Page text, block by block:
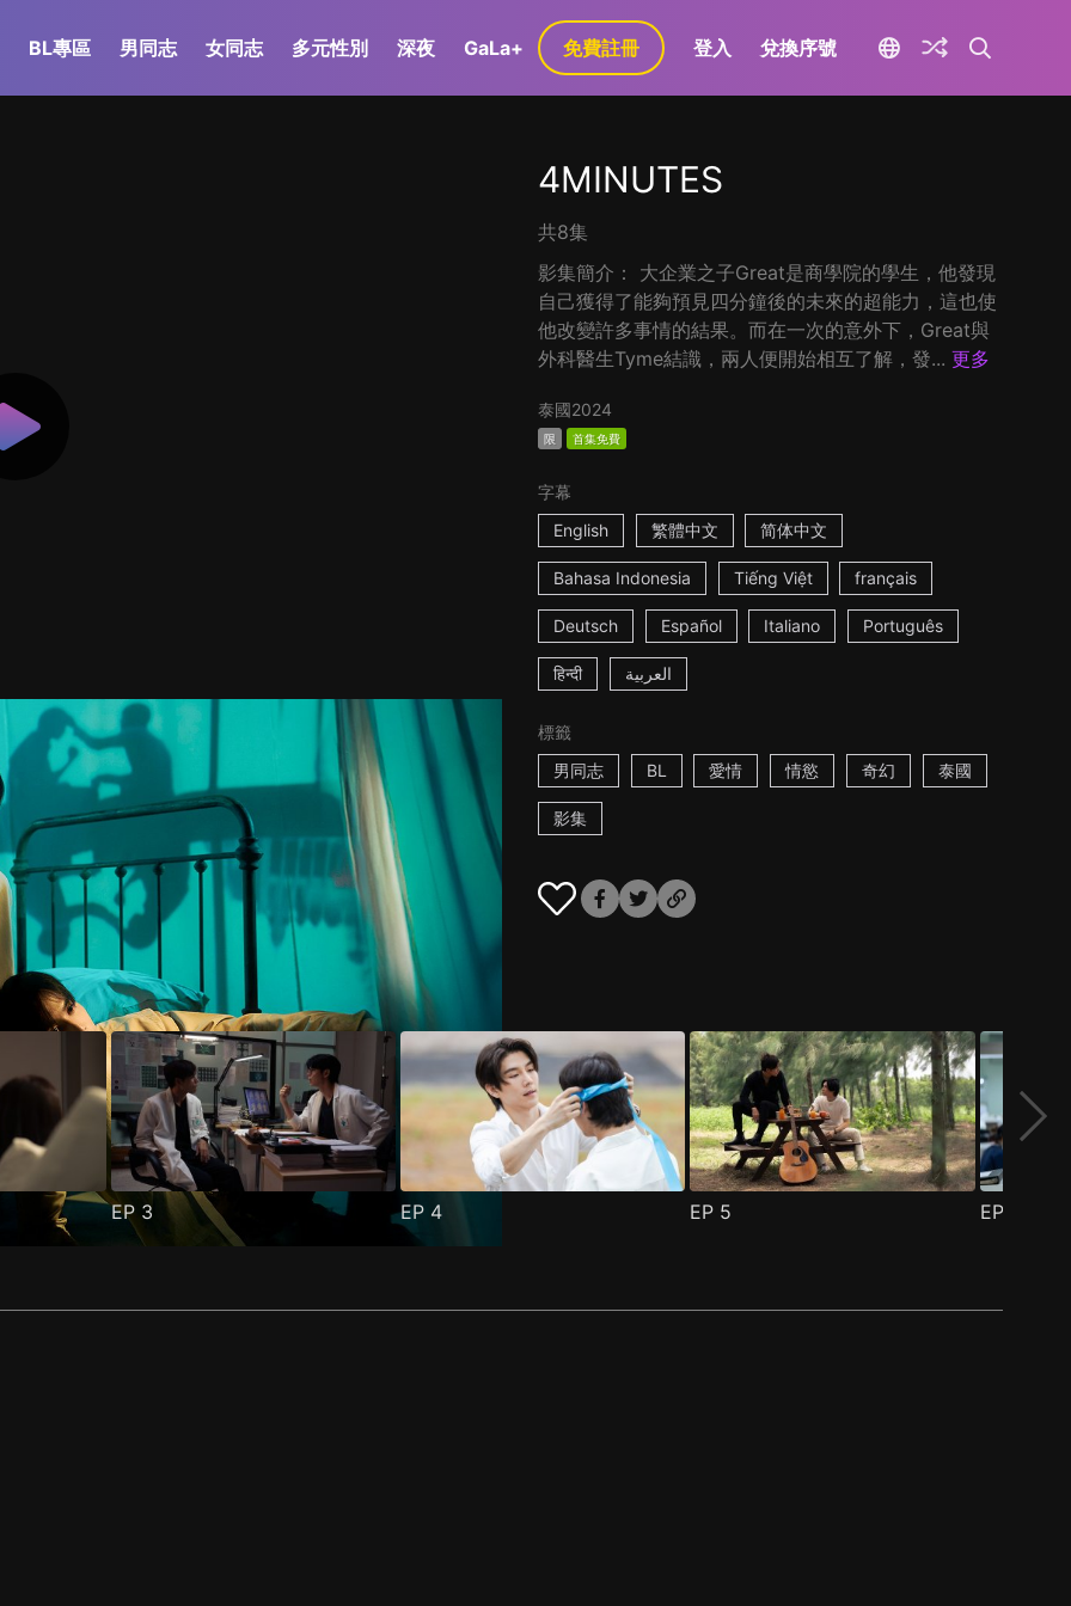
BL專區 男同志 女同志 多元性別 深夜 GaLa+ 免費註冊 登入 兌換序號
4MINUTES
共8集
影集簡介： 大企業之子Great是商學院的學生，他發現
自己獲得了能夠預見四分鐘後的未來的超能力，這也使
他改變許多事情的結果。而在一次的意外下，Great與
外科醫生Tyme結識，兩人便開始相互了解，發... 更多
泰國2024
限 首集免費
字幕
English
繁體中文 简体中文
Bahasa Indonesia Tiếng Việt français
Deutsch Español Italiano Português
हिन्दी العربية
標籤
男同志
BL 愛情 情慾 奇幻 泰國
影集
EP 3 EP 4 EP 5 EP